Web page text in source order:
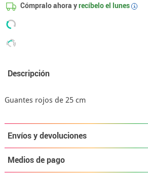
Cómpralo ahora yrecíbelo el lunes i
Descripción
Guantes rojos de 25 cm
Envíos y devoluciones
Medios de pago